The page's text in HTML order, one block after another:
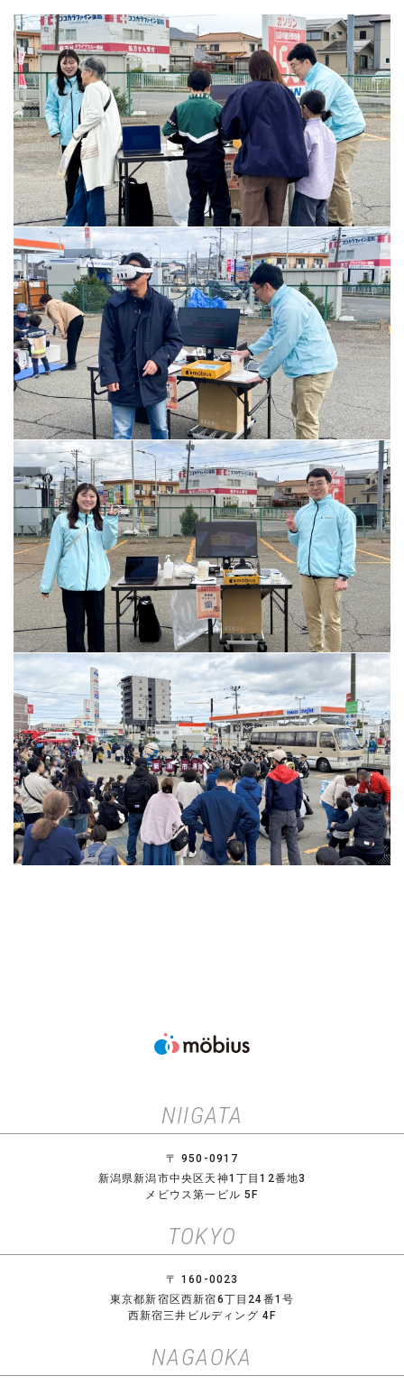
NIIGATA
〒 950-0917
新潟県新潟市中央区天神1丁目12番地3
メビウス第一ビル 5F
TOKYO
〒 160-0023
東京都新宿区西新宿6丁目24番1号
西新宿三井ビルディング 4F
NAGAOKA